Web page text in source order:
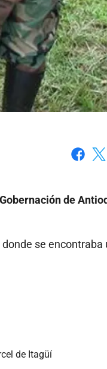
de
donde se encontraba
de Itagüí